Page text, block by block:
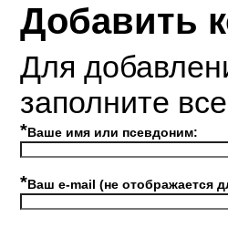
Добавить
Для
заполните
*Ваше имя или псевдоним:
*Ваш e-mail (не отображается